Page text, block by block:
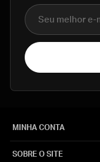
E-mail
MINHA CONTA
SOBRE O SITE